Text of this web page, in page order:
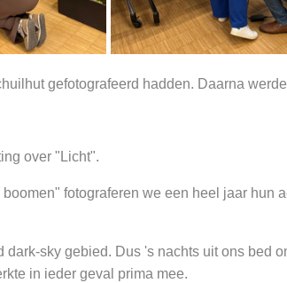
gefotografeerd hadden. Daarna
over "Licht".
fotograferen we een heel jaar hun
sky gebied. Dus 's nachts uit ons bed
in ieder geval prima mee.